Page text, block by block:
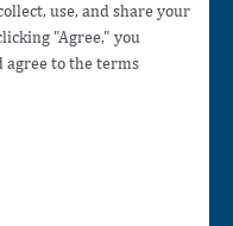
use, and share your
"Agree," you
agree to the terms